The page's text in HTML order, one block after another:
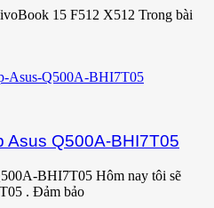
15 F512 X512 Trong bài
Asus Q500A-BHI7T05
BHI7T05 Hôm nay tôi sẽ
. Đảm bảo